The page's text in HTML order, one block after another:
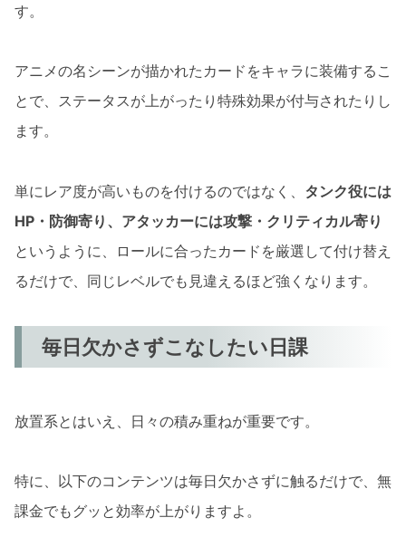
す。
アニメの名シーンが描かれたカードをキャラに装備するこ
とで、ステータスが上がったり特殊効果が付与されたりし
ます。
単にレア度が高いものを付けるのではなく、 タンク役には
HP・防御寄り、アタッカーには攻撃・クリティカル寄り
というように、ロールに合ったカードを厳選して付け替え
るだけで、同じレベルでも見違えるほど強くなります。
毎日欠かさずこなしたい日課
放置系とはいえ、日々の積み重ねが重要です。
特に、以下のコンテンツは毎日欠かさずに触るだけで、無
課金でもグッと効率が上がりますよ。